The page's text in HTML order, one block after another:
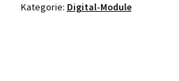
Kategorie: Digital-Module